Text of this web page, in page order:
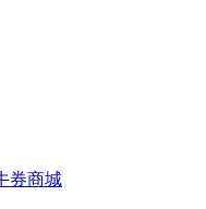
券商城